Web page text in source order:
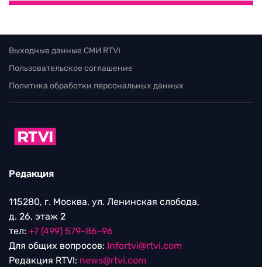
Выходные данные СМИ RTVI
Пользовательское соглашение
Политика обработки персональных данных
Редакция
115280, г. Москва, ул. Ленинская слобода,
д. 26, этаж 2
тел: +7 (499) 579-86-96
Для общих вопросов: Infortvi@rtvi.com
Редакция RTVI: news@rtvi.com